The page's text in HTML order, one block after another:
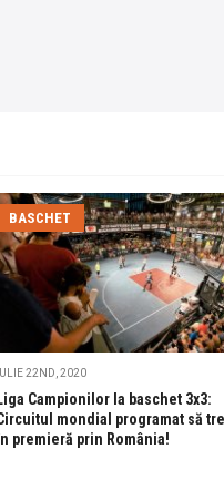
BASCHET
IULIE 22ND, 2020
Liga Campionilor la baschet 3x3:
mondial programat să
premieră prin România!